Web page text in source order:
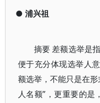
● 浦兴祖
摘要 差额选举是
便于充分体现选举人
额选举，不能只是在
人名额”，更重要的是